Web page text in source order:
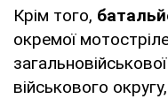
Крім того,
окремої
військового округу,